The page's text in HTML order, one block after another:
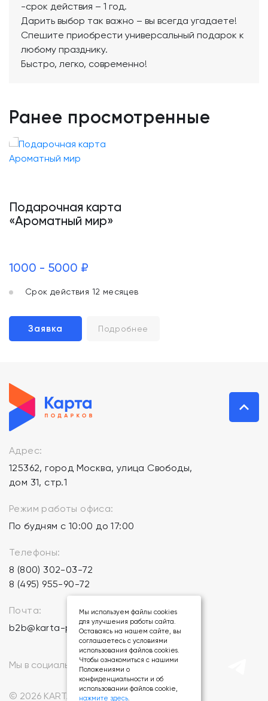
-срок действия – 1 год.
Дарить выбор так важно – вы всегда угадаете!
Спешите приобрести универсальный подарок к
любому празднику.
Быстро, легко, современно!
Ранее просмотренные
Подарочная карта
«Ароматный мир»
1000 - 5000 ₽
Срок действия 12 месяцев
Заявка Подробнее
Адрес:
125362, город Москва, улица Свободы,
дом 31, стр.1
Режим работы офиса:
По будням с 10:00 до 17:00
Телефоны:
8 (800) 302-03-72
8 (495) 955-90-72
Почта:
b2b@karta-podarkov.ru
© 2026 KARTA-PODARKOV.RU.
Мы в социальных сетях:
Мы используем файлы cookies
для улучшения работы сайта.
Оставаясь на нашем сайте, вы
соглашаетесь с условиями
использования файлов cookies.
Чтобы ознакомиться с нашими
Положениями о
конфиденциальности и об
использовании файлов cookie,
нажмите здесь.